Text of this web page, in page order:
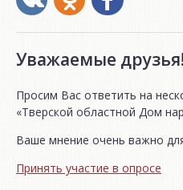
Уважаемые друзья!
Просим Вас ответить на
«Тверской областной Дом
Ваше мнение очень важно
Принять участие в опросе